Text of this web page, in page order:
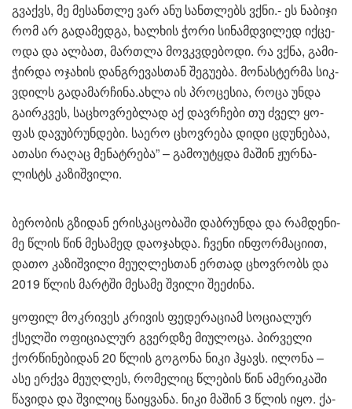
გვაქვს, მე მე­სან­თლე ვარ ანუ სან­თლებს ვქნი.- ეს ნა­ბი­ჯი
რომ არ გა­და­მედ­გა, ხალ­ხის ჭორი სი­ნამ­დვი­ლედ იქ­ცე­
ო­და და ალ­ბათ, მარ­თლა მოვ­კვდე­ბო­დი. რა ვქნა, გა­მი­
ჭირ­და ოჯა­ხის დან­გრე­ვას­თან შე­გუ­ე­ბა. მო­ნას­ტერ­მა სიკ­
ვდილს გა­და­მარ­ჩი­ნა.ახლა ის პრო­ცე­სია, როცა უნდა
გა­ირ­კვეს, სა­ცხოვ­რებ­ლად აქ დავ­რჩე­ბი თუ ძველ ყო­
ფას და­ვუბ­რუნ­დე­ბი. სა­ე­რო ცხოვ­რე­ბა დიდი ცდუ­ნე­ბაა,
ათა­სი რა­ღაც მე­ნატ­რე­ბა” – გა­მო­უ­ტყდა მა­შინ ჟურ­ნა­
ლისტს კა­ზიშ­ვი­ლი.
ბე­რო­ბის გზი­დან ერის­კა­ცო­ბა­ში დაბ­რუნ­და და რამ­დე­ნი­
მე წლის წინ მე­სა­მედ და­ო­ჯახ­და. ჩვე­ნი ინ­ფორ­მა­ცი­ით,
დათო კა­ზიშ­ვი­ლი მე­უღ­ლეს­თან ერ­თად ცხოვ­რობს და
2019 წლის მარ­ტში მე­სა­მე შვი­ლი შე­ე­ძი­ნა.
ყო­ფილ მოკ­რი­ვეს კრი­ვის ფე­დე­რა­ცი­ამ სო­ცი­ა­ლურ
ქსელ­ში ოფი­ცი­ა­ლურ გვერ­დზე მი­უ­ლო­ცა. პირ­ვე­ლი
ქორ­წი­ნე­ბი­დან 20 წლის გო­გო­ნა ნიკი ჰყავს. ილო­ნა –
ასე ერ­ქვა მე­უღ­ლეს, რო­მე­ლიც წლე­ბის წინ ამე­რი­კა­ში
წა­ვი­და და შვი­ლიც წა­იყ­ვა­ნა. ნიკი მა­შინ 3 წლის იყო. ქა­